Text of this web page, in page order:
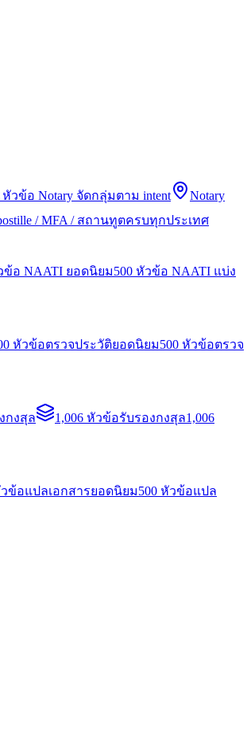
หัวข้อ Notary จัดกลุ่มตาม intent
Notary
/ MFA / สถานทูตครบทุกประเทศ
ข้อ NAATI ยอดนิยม500 หัวข้อ NAATI แบ่ง
หัวข้อตรวจประวัติยอดนิยม500 หัวข้อตรวจ
กงสุล 1,006 หัวข้อรับรองกงสุล1,006
วข้อแปลเอกสารยอดนิยม500 หัวข้อแปล